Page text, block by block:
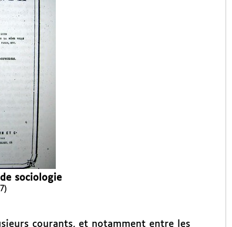
sociologie
courants, et notamment entre les